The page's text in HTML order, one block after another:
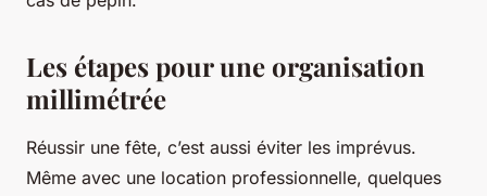
Les étapes pour une organisation
millimétrée
Réussir une fête, c’est aussi éviter les imprévus.
Même avec une location professionnelle, quelques